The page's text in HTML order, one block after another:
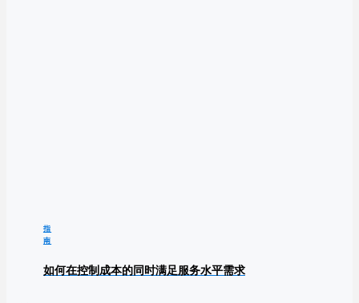
指
南
如何在控制成本的同时满足服务水平需求